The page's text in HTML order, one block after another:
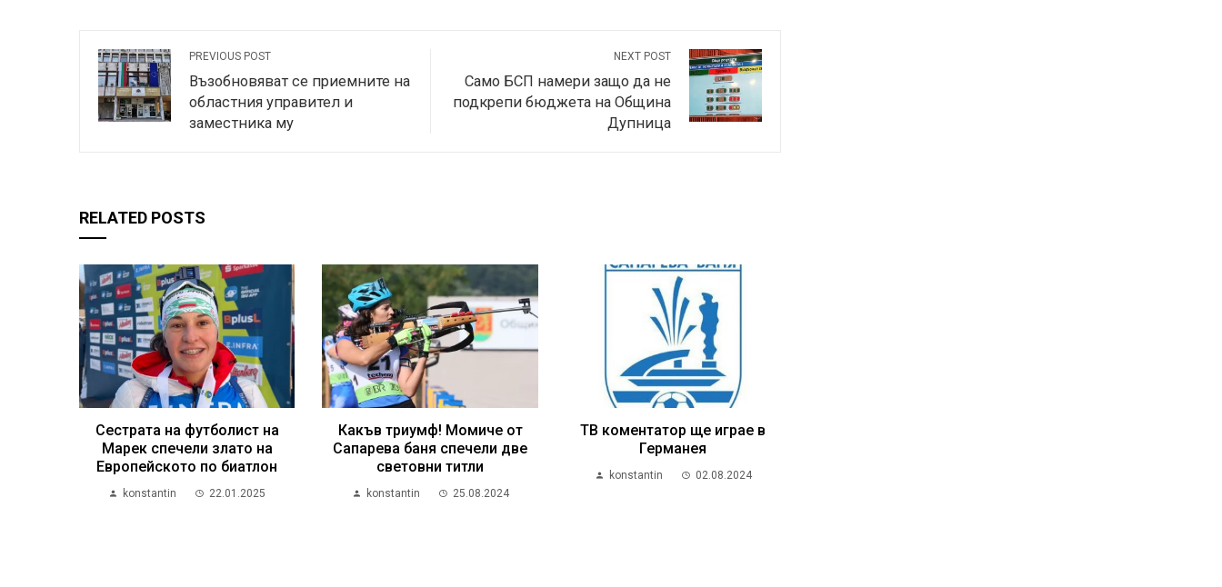
PREVIOUS POST
Възобновяват се приемните на
областния управител и
заместника му
NEXT POST
Само БСП намери защо да не
подкрепи бюджета на Община
Дупница
RELATED POSTS
Сестрата на футболист на
Марек спечели злато на
Европейското по биатлон
konstantin 22.01.2025
Какъв триумф! Момиче от
Сапарева баня спечели две
световни титли
konstantin 25.08.2024
ТВ коментатор ще играе в
Германея
konstantin 02.08.2024